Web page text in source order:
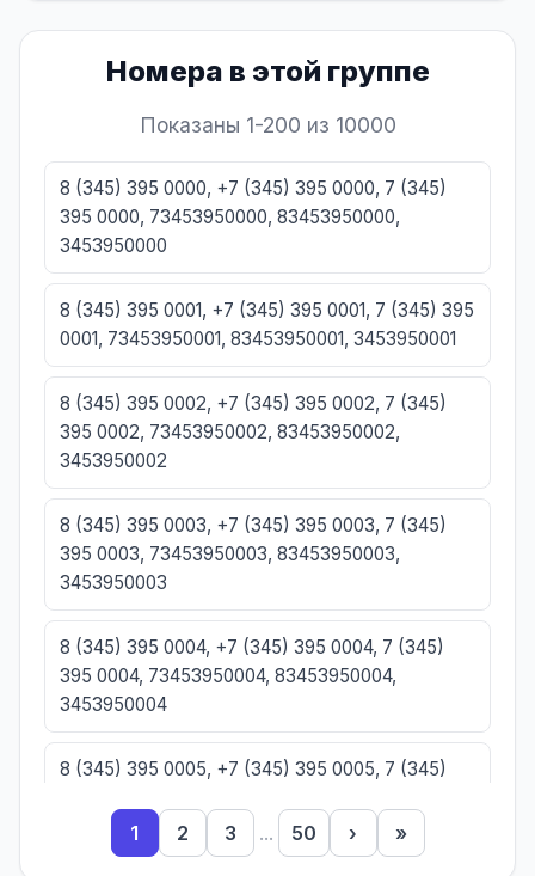
Номера в этой группе
Показаны 1-200 из 10000
8 (345) 395 0000, +7 (345) 395 0000, 7 (345)
395 0000, 73453950000, 83453950000,
3453950000
8 (345) 395 0001, +7 (345) 395 0001, 7 (345) 395
0001, 73453950001, 83453950001, 3453950001
8 (345) 395 0002, +7 (345) 395 0002, 7 (345)
395 0002, 73453950002, 83453950002,
3453950002
8 (345) 395 0003, +7 (345) 395 0003, 7 (345)
395 0003, 73453950003, 83453950003,
3453950003
8 (345) 395 0004, +7 (345) 395 0004, 7 (345)
395 0004, 73453950004, 83453950004,
3453950004
8 (345) 395 0005, +7 (345) 395 0005, 7 (345)
3453950005
1 2 3 ... 50 › »